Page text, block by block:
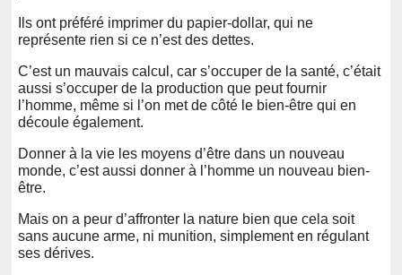
Ils ont préféré imprimer du papier-dollar, qui ne
représente rien si ce n’est des dettes.
C’est un mauvais calcul, car s’occuper de la santé, c’était
aussi s’occuper de la production que peut fournir
l’homme, même si l’on met de côté le bien-être qui en
découle également.
Donner à la vie les moyens d’être dans un nouveau
monde, c’est aussi donner à l’homme un nouveau bien-
être.
Mais on a peur d’affronter la nature bien que cela soit
sans aucune arme, ni munition, simplement en régulant
ses dérives.